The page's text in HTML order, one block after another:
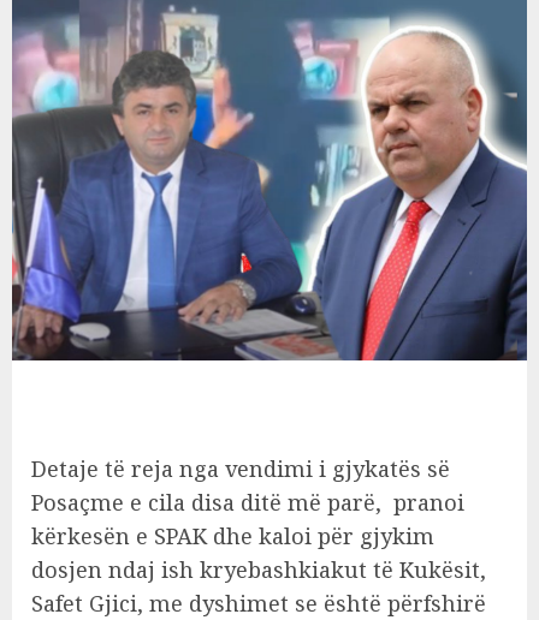
Detaje të reja nga vendimi i gjykatës së
Posaçme e cila disa ditë më parë, pranoi
kërkesën e SPAK dhe kaloi për gjykim
dosjen ndaj ish kryebashkiakut të Kukësit,
Safet Gjici, me dyshimet se është përfshirë